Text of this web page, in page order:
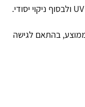
בהתאם לגישה